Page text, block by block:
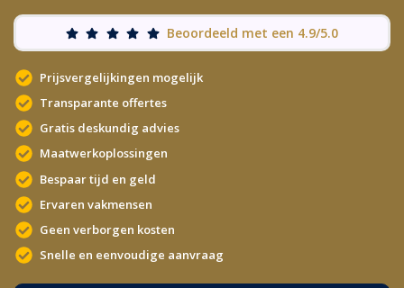
Beoordeeld met een 4.9/5.0
Prijsvergelijkingen mogelijk
Transparante offertes
Gratis deskundig advies
Maatwerkoplossingen
Bespaar tijd en geld
Ervaren vakmensen
Geen verborgen kosten
Snelle en eenvoudige aanvraag